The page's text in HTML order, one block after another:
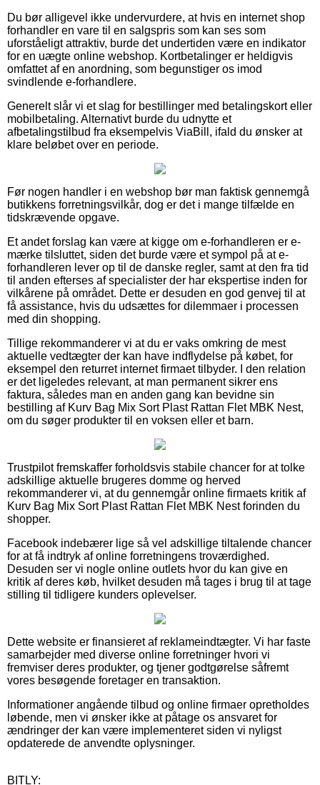
Du bør alligevel ikke undervurdere, at hvis en internet shop
forhandler en vare til en salgspris som kan ses som
uforståeligt attraktiv, burde det undertiden være en indikator
for en uægte online webshop. Kortbetalinger er heldigvis
omfattet af en anordning, som begunstiger os imod
svindlende e-forhandlere.
Generelt slår vi et slag for bestillinger med betalingskort eller
mobilbetaling. Alternativt burde du udnytte et
afbetalingstilbud fra eksempelvis ViaBill, ifald du ønsker at
klare beløbet over en periode.
Før nogen handler i en webshop bør man faktisk gennemgå
butikkens forretningsvilkår, dog er det i mange tilfælde en
tidskrævende opgave.
Et andet forslag kan være at kigge om e-forhandleren er e-
mærke tilsluttet, siden det burde være et sympol på at e-
forhandleren lever op til de danske regler, samt at den fra tid
til anden efterses af specialister der har ekspertise inden for
vilkårene på området. Dette er desuden en god genvej til at
få assistance, hvis du udsættes for dilemmaer i processen
med din shopping.
Tillige rekommanderer vi at du er vaks omkring de mest
aktuelle vedtægter der kan have indflydelse på købet, for
eksempel den returret internet firmaet tilbyder. I den relation
er det ligeledes relevant, at man permanent sikrer ens
faktura, således man en anden gang kan bevidne sin
bestilling af Kurv Bag Mix Sort Plast Rattan Flet MBK Nest,
om du søger produkter til en voksen eller et barn.
Trustpilot fremskaffer forholdsvis stabile chancer for at tolke
adskillige aktuelle brugeres domme og herved
rekommanderer vi, at du gennemgår online firmaets kritik af
Kurv Bag Mix Sort Plast Rattan Flet MBK Nest forinden du
shopper.
Facebook indebærer lige så vel adskillige tiltalende chancer
for at få indtryk af online forretningens troværdighed.
Desuden ser vi nogle online outlets hvor du kan give en
kritik af deres køb, hvilket desuden må tages i brug til at tage
stilling til tidligere kunders oplevelser.
Dette website er finansieret af reklameindtægter. Vi har faste
samarbejder med diverse online forretninger hvori vi
fremviser deres produkter, og tjener godtgørelse såfremt
vores besøgende foretager en transaktion.
Informationer angående tilbud og online firmaer opretholdes
løbende, men vi ønsker ikke at påtage os ansvaret for
ændringer der kan være implementeret siden vi nyligst
opdaterede de anvendte oplysninger.
BITLY: